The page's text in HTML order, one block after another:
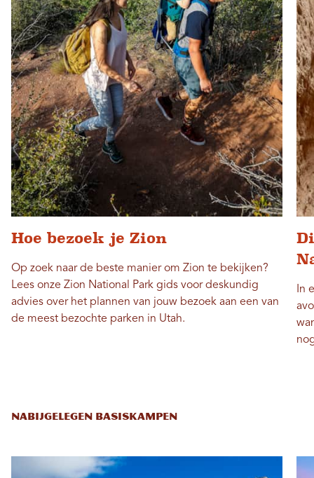
Hoe bezoek je Zion
Op zoek naar de beste manier om Zion te bekijken?
Lees onze Zion National Park gids voor deskundig
advies over het plannen van jouw bezoek aan een van
de meest bezochte parken in Utah.
In
NABIJGELEGEN BASISKAMPEN